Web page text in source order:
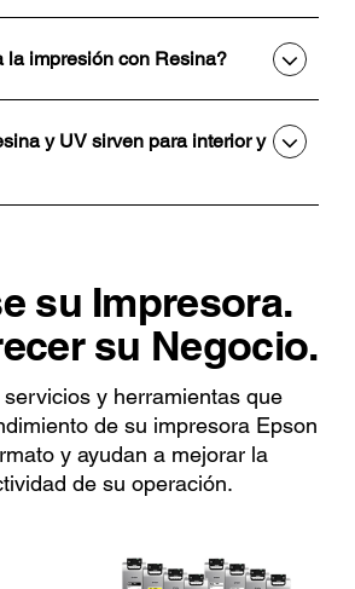
la impresión con Resina?
y UV sirven para interior y
su Impresora.
su Negocio.
y herramientas que
de su impresora Epson
y ayudan a mejorar la
de su operación.